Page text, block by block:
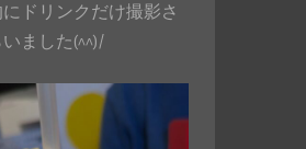
にドリンクだけ撮影さ
ました(^^)/